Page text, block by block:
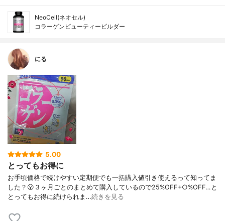
NeoCell(ネオセル)
コラーゲンビューティービルダー
にる
5.00
とってもお得に
お手頃価格で続けやすい定期便でも一括購入値引き使えるって知ってま
した？😮３ヶ月ごとのまとめて購入しているので25%OFF+○%OFF…と
とってもお得に続けられま…続きを見る